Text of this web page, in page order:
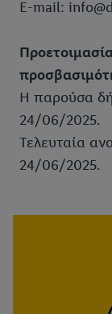
E-mail:
Η παρούσα
24/06/2025.
Τελευταία
24/06/2025.